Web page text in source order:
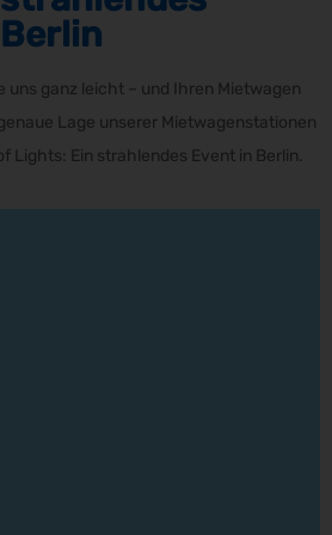
uns ganz leicht – und Ihren Mietwagen
Lage unserer Mietwagenstationen
Lights: Ein strahlendes Event in Berlin.